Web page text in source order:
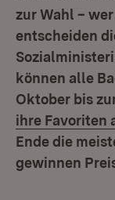
zur Wahl –
entscheiden
können alle
Oktober bis
ihre Favoriten
Ende die
gewinnen